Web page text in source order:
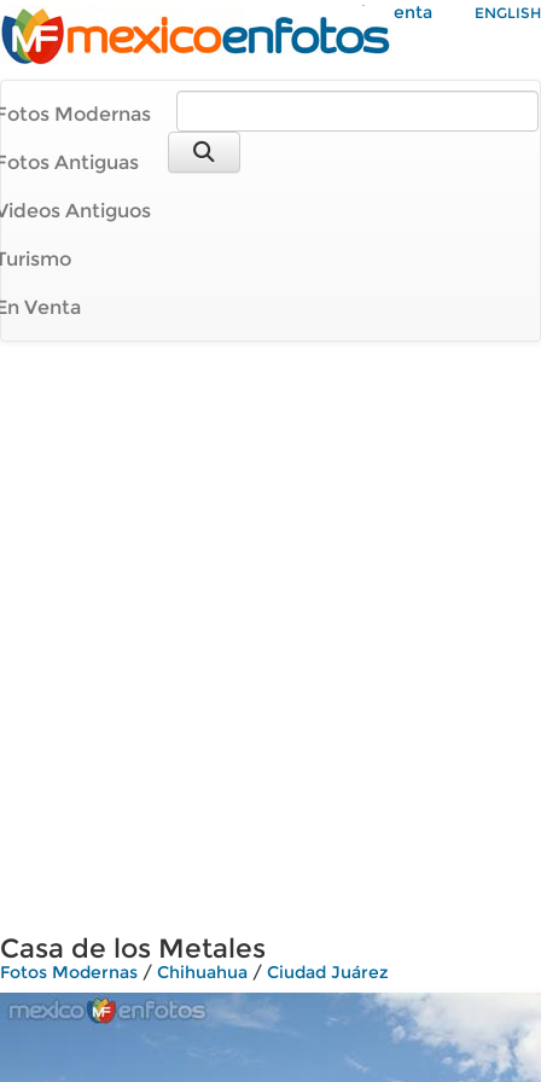
Mi Cuenta ENGLISH
Modernas
Antiguas
Antiguos
Venta
Casa de los Metales
Fotos Modernas / Chihuahua / Ciudad Juárez